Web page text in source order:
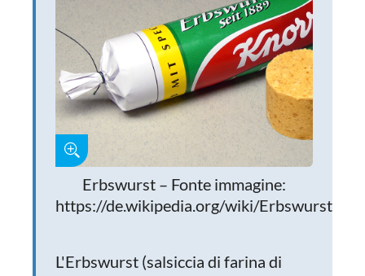
Erbswurst – Fonte immagine:
https://de.wikipedia.org/wiki/Erbswurst
L'Erbswurst (salsiccia di farina di